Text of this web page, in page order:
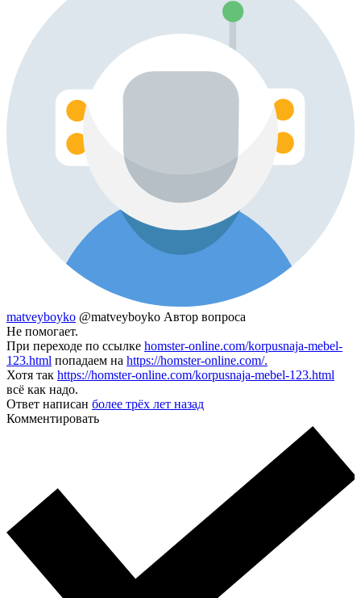
matveyboyko @matveyboyko Автор вопроса
Не помогает.
При переходе по ссылке homster-online.com/korpusnaja-mebel-
123.html попадаем на https://homster-online.com/.
Хотя так https://homster-online.com/korpusnaja-mebel-123.html
всё как надо.
Ответ написан более трёх лет назад
Комментировать